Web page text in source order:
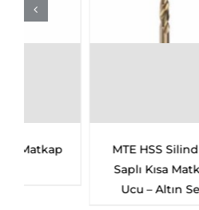
MTE HSS Silindirik
Saplı Uzun Matkap